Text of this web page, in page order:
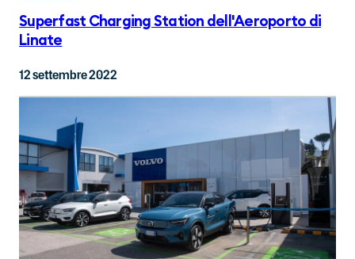
Superfast Charging Station dell'Aeroporto di
Linate
12 settembre 2022